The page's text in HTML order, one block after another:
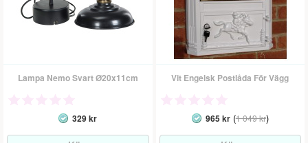
Lampa Nemo Svart Ø20x11cm
329 kr
Vit Engelsk Postlåda För Vägg
965 kr(1 049 kr)